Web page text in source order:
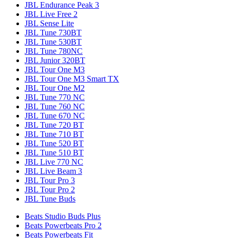
JBL Endurance Peak 3
JBL Live Free 2
JBL Sense Lite
JBL Tune 730BT
JBL Tune 530BT
JBL Tune 780NC
JBL Junior 320BT
JBL Tour One M3
JBL Tour One M3 Smart TX
JBL Tour One M2
JBL Tune 770 NC
JBL Tune 760 NC
JBL Tune 670 NC
JBL Tune 720 BT
JBL Tune 710 BT
JBL Tune 520 BT
JBL Tune 510 BT
JBL Live 770 NC
JBL Live Beam 3
JBL Tour Pro 3
JBL Tour Pro 2
JBL Tune Buds
Beats Studio Buds Plus
Beats Powerbeats Pro 2
Beats Powerbeats Fit